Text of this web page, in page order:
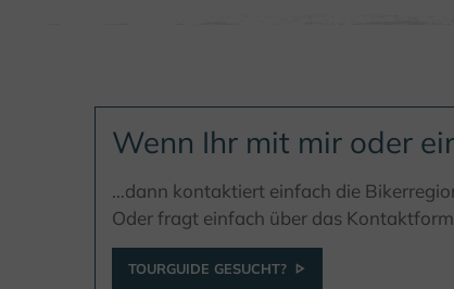
Wenn Ihr mit mir oder
…dann kontaktiert einfach die
Oder fragt einfach über das
TOURGUIDE GESUCHT?